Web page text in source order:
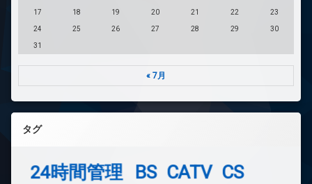
17 18 19 20 21 22 23
24 25 26 27 28 29 30
31
« 7月
タグ
24時間管理 BS CATV CS